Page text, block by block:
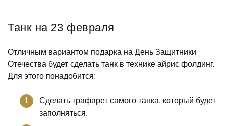
Танк на 23 февраля
Отличным вариантом подарка на День Защитники
Отечества будет сделать танк в технике айрис фолдинг.
Для этого понадобится:
Сделать трафарет самого танка, который будет
заполняться.